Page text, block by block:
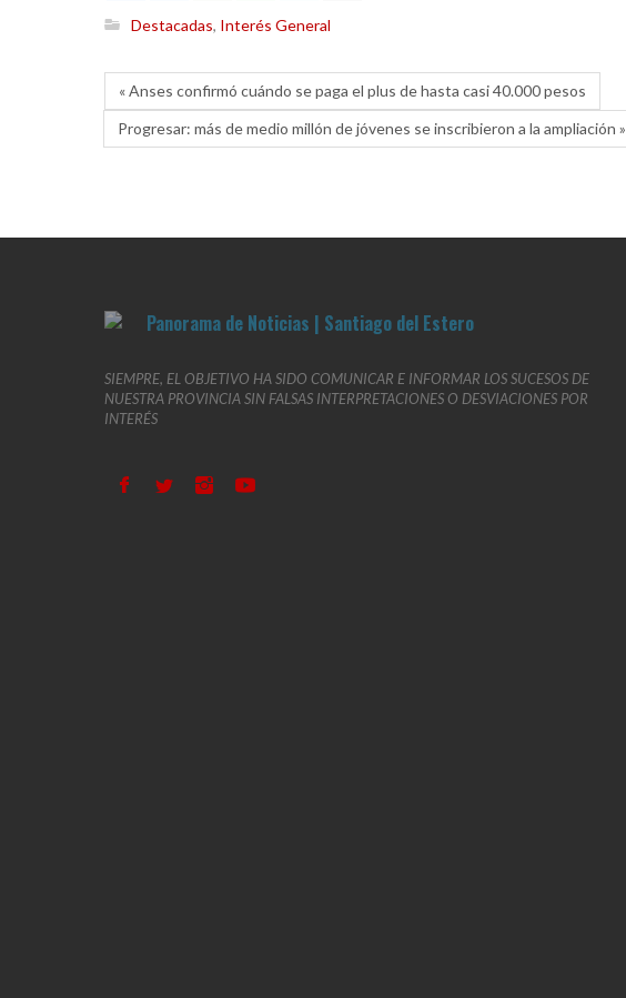
Destacadas, Interés General
« Anses confirmó cuándo se paga el plus de hasta casi 40.000 pesos
Progresar: más de medio millón de jóvenes se inscribieron a la ampliación »
SIEMPRE, EL OBJETIVO HA SIDO COMUNICAR E INFORMAR LOS SUCESOS DE
NUESTRA PROVINCIA SIN FALSAS INTERPRETACIONES O DESVIACIONES POR
INTERÉS